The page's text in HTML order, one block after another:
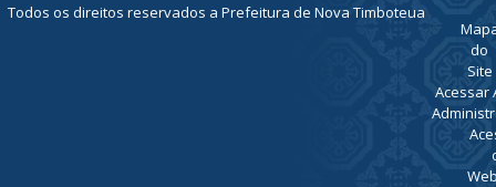
Todos os direitos reservados a Prefeitura de Nova Timboteua
do
Site
Acessar